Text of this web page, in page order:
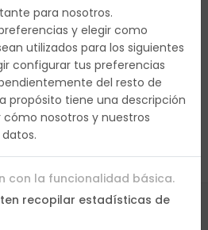
Filtros
para nosotros.
y elegir como
utilizados para los siguientes
configurar tus preferencias
del resto de
propósito tiene una descripción
nosotros y nuestros
con la funcionalidad básica.
recopilar estadísticas de